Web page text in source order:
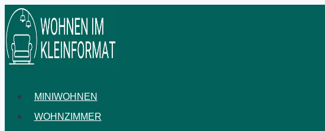
Zum
Inhalt
springen
MINIWOHNEN
WOHNZIMMER